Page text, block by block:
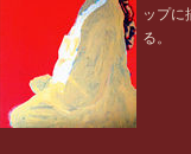
ップに
る。